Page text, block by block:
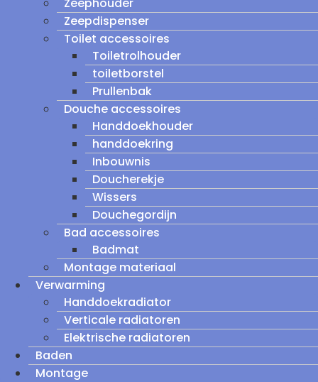
Zeepdispenser
Toilet accessoires
Toiletrolhouder
toiletborstel
Prullenbak
Douche accessoires
Handdoekhouder
handdoekring
Inbouwnis
Doucherekje
Wissers
Douchegordijn
Bad accessoires
Badmat
Montage materiaal
Verwarming
Handdoekradiator
Verticale radiatoren
Elektrische radiatoren
Baden
Montage